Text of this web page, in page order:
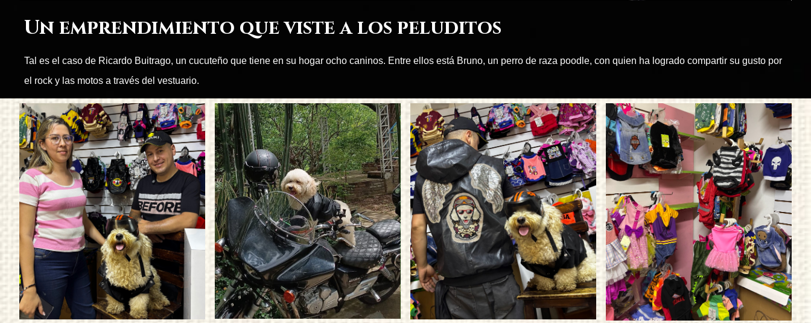
Un emprendimiento que viste a los peluditos
Tal es el caso de Ricardo Buitrago, un cucuteño que tiene en su hogar ocho caninos. Entre ellos está Bruno, un perro de raza poodle, con quien ha logrado compartir su gusto por
el rock y las motos a través del vestuario.